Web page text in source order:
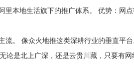
里本地生活旗下的推广体系。 优势：网
流。 像众火地推这类深耕行业的垂直平
论是北上广深，还是云贵川藏，只要有